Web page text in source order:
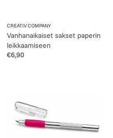
Myyjä:
CREATIV COMPANY
Vanhanaikaiset sakset paperin
leikkaamiseen
Normaalihinta
€6,90
terällä/varaterät